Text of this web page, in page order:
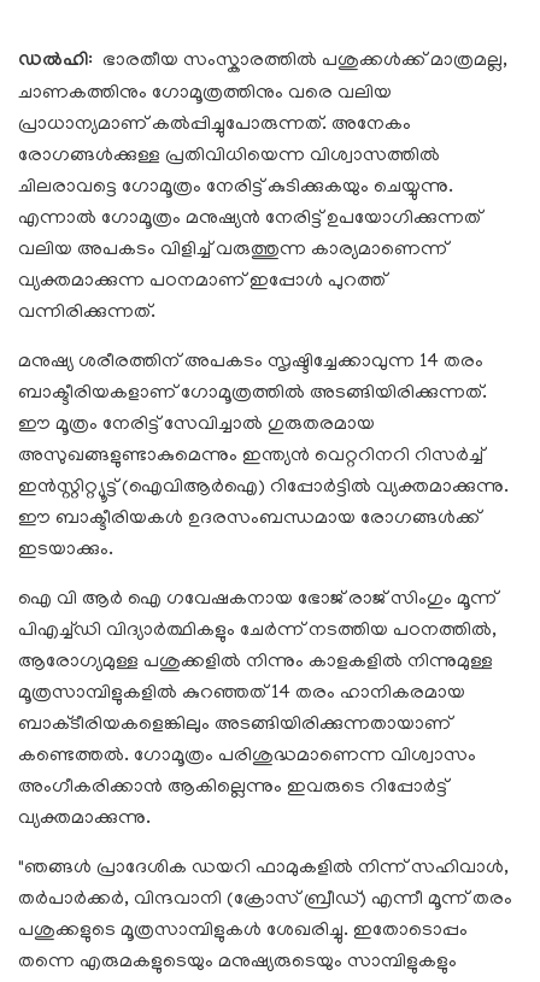
ഡൽഹി: ഭാരതീയ സംസ്കാരത്തിൽ പശുക്കൾക്ക് മാത്രമല്ല,
ചാണകത്തിനും ഗോമൂത്രത്തിനും വരെ വലിയ
പ്രാധാന്യമാണ് കൽപ്പിച്ചുപോരുന്നത്. അനേകം
രോഗങ്ങൾക്കുള്ള പ്രതിവിധിയെന്ന വിശ്വാസത്തിൽ
ചിലരാവട്ടെ ഗോമൂത്രം നേരിട്ട് കുടിക്കുകയും ചെയ്യുന്നു.
എന്നാൽ ഗോമൂത്രം മനുഷ്യൻ നേരിട്ട് ഉപയോഗിക്കുന്നത്
വലിയ അപകടം വിളിച്ച് വരുത്തുന്ന കാര്യമാണെന്ന്
വ്യക്തമാക്കുന്ന പഠനമാണ് ഇപ്പോൾ പുറത്ത്
വന്നിരിക്കുന്നത്.
മനുഷ്യ ശരീരത്തിന് അപകടം സൃഷ്ടിച്ചേക്കാവുന്ന 14 തരം
ബാക്ടീരിയകളാണ് ഗോമൂത്രത്തിൽ അടങ്ങിയിരിക്കുന്നത്.
ഈ മൂത്രം നേരിട്ട് സേവിച്ചാൽ ഗുരുതരമായ
അസുഖങ്ങളുണ്ടാകുമെന്നും ഇന്ത്യൻ വെറ്ററിനറി റിസർച്ച്
ഇൻസ്റ്റിറ്റ്യൂട്ട് (ഐവിആർഐ) റിപ്പോർട്ടിൽ വ്യക്തമാക്കുന്നു.
ഈ ബാക്ടീരിയകൾ ഉദരസംബന്ധമായ രോഗങ്ങൾക്ക്
ഇടയാക്കും.
ഐ വി ആർ ഐ ഗവേഷകനായ ഭോജ് രാജ് സിംഗും മൂന്ന്
പിഎച്ച്ഡി വിദ്യാർത്ഥികളും ചേർന്ന് നടത്തിയ പഠനത്തിൽ,
ആരോഗ്യമുള്ള പശുക്കളിൽ നിന്നും കാളകളിൽ നിന്നുമുള്ള
മൂത്രസാമ്പിളുകളിൽ കുറഞ്ഞത് 14 തരം ഹാനികരമായ
ബാക്‌ടീരിയകളെങ്കിലും അടങ്ങിയിരിക്കുന്നതായാണ്
കണ്ടെത്തൽ. ഗോമൂത്രം പരിശുദ്ധമാണെന്ന വിശ്വാസം
അംഗീകരിക്കാൻ ആകില്ലെന്നും ഇവരുടെ റിപ്പോർട്ട്
വ്യക്തമാക്കുന്നു.
"ഞങ്ങൾ പ്രാദേശിക ഡയറി ഫാമുകളിൽ നിന്ന് സഹിവാൾ,
തർപാർക്കർ, വിന്ദവാനി (ക്രോസ് ബ്രീഡ്) എന്നീ മൂന്ന് തരം
പശുക്കളുടെ മൂത്രസാമ്പിളുകൾ ശേഖരിച്ചു. ഇതോടൊപ്പം
തന്നെ എരുമകളുടെയും മനുഷ്യരുടെയും സാമ്പിളുകളും